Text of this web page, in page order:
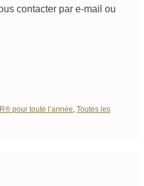
contacter par e-mail ou
pour toute l’année Toutes les